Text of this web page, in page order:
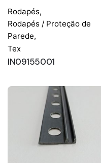
Rodapés,
Rodapés / Proteção de
Parede,
Tex
IN09155001